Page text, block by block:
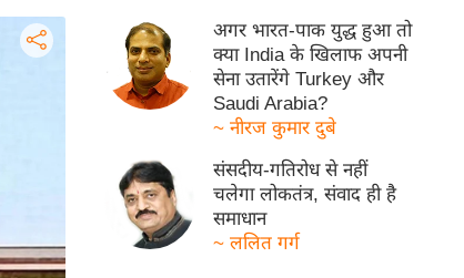
अगर भारत-पाक युद्ध हुआ तो
क्या India के खिलाफ अपनी
सेना उतारेंगे Turkey और
Saudi Arabia?
~ नीरज कुमार दुबे
संसदीय-गतिरोध से नहीं
चलेगा लोकतंत्र, संवाद ही है
समाधान
~ ललित गर्ग